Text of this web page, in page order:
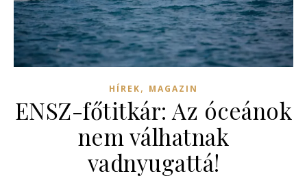
HÍREK, MAGAZIN
ENSZ-főtitkár: Az óceánok
nem válhatnak
vadnyugattá!